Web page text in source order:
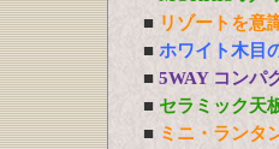
■ リゾートを意
■ ホワイト木目
■ 5WAY コンパ
■ セラミック天
■ ミニ・ランタ